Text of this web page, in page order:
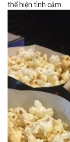
thể hiện tình cảm.